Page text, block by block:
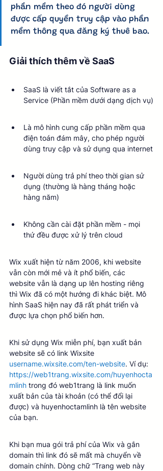
phần mềm theo đó người dùng
được cấp quyền truy cập vào phần
mềm thông qua đăng ký thuê bao.
Giải thích thêm về SaaS
SaaS là viết tắt của Software as a
Service (Phần mềm dưới dạng dịch vụ)
Là mô hình cung cấp phần mềm qua
điện toán đám mây, cho phép người
dùng truy cập và sử dụng qua internet
Người dùng trả phí theo thời gian sử
dụng (thường là hàng tháng hoặc
hàng năm)
Không cần cài đặt phần mềm - mọi
thứ đều được xử lý trên cloud
Wix xuất hiện từ năm 2006, khi website
vẫn còn mới mẻ và ít phổ biến, các
website vẫn là dạng up lên hosting riêng
thì Wix đã có một hướng đi khác biệt. Mô
hình SaaS hiện nay đã rất phát triển và
được lựa chọn phổ biến hơn.
Khi sử dụng Wix miễn phí, bạn xuất bản
website sẽ có link Wixsite
username.wixsite.com/ten-website. Ví dụ:
https://web1trang.wixsite.com/huyenhocta
mlinh trong đó web1trang là link muốn
xuất bản của tài khoản (có thể đổi lại
được) và huyenhoctamlinh là tên website
của bạn.
Khi bạn mua gói trả phí của Wix và gắn
domain thì link đó sẽ mất mà chuyển về
domain chính. Dòng chữ “Trang web này